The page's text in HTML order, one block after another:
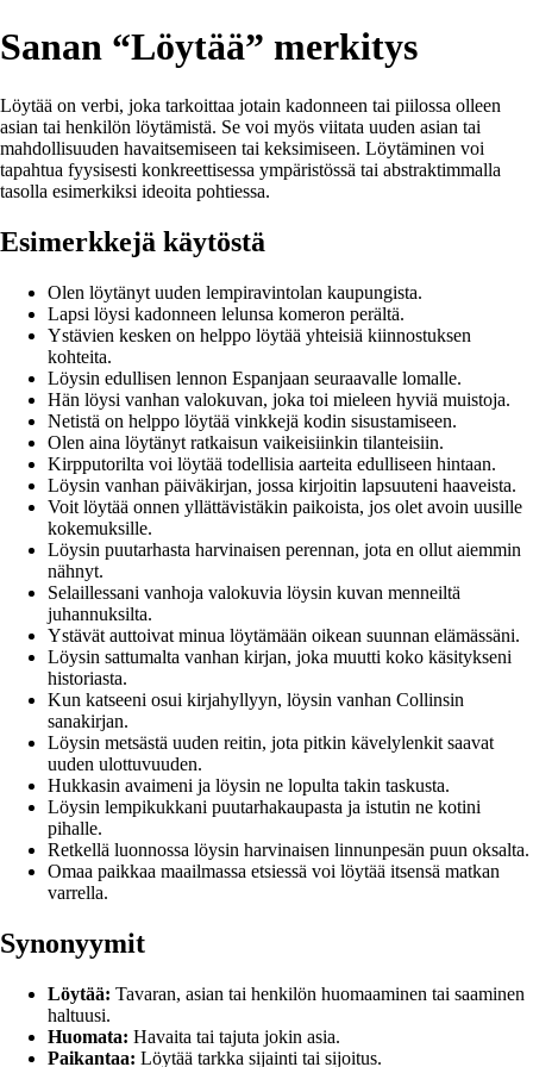
Sanan “Löytää” merkitys
Löytää on verbi, joka tarkoittaa jotain kadonneen tai piilossa olleen
asian tai henkilön löytämistä. Se voi myös viitata uuden asian tai
mahdollisuuden havaitsemiseen tai keksimiseen. Löytäminen voi
tapahtua fyysisesti konkreettisessa ympäristössä tai abstraktimmalla
tasolla esimerkiksi ideoita pohtiessa.
Esimerkkejä käytöstä
Olen löytänyt uuden lempiravintolan kaupungista.
Lapsi löysi kadonneen lelunsa komeron perältä.
Ystävien kesken on helppo löytää yhteisiä kiinnostuksen
kohteita.
Löysin edullisen lennon Espanjaan seuraavalle lomalle.
Hän löysi vanhan valokuvan, joka toi mieleen hyviä muistoja.
Netistä on helppo löytää vinkkejä kodin sisustamiseen.
Olen aina löytänyt ratkaisun vaikeisiinkin tilanteisiin.
Kirpputorilta voi löytää todellisia aarteita edulliseen hintaan.
Löysin vanhan päiväkirjan, jossa kirjoitin lapsuuteni haaveista.
Voit löytää onnen yllättävistäkin paikoista, jos olet avoin uusille
kokemuksille.
Löysin puutarhasta harvinaisen perennan, jota en ollut aiemmin
nähnyt.
Selaillessani vanhoja valokuvia löysin kuvan menneiltä
juhannuksilta.
Ystävät auttoivat minua löytämään oikean suunnan elämässäni.
Löysin sattumalta vanhan kirjan, joka muutti koko käsitykseni
historiasta.
Kun katseeni osui kirjahyllyyn, löysin vanhan Collinsin
sanakirjan.
Löysin metsästä uuden reitin, jota pitkin kävelylenkit saavat
uuden ulottuvuuden.
Hukkasin avaimeni ja löysin ne lopulta takin taskusta.
Löysin lempikukkani puutarhakaupasta ja istutin ne kotini
pihalle.
Retkellä luonnossa löysin harvinaisen linnunpesän puun oksalta.
Omaa paikkaa maailmassa etsiessä voi löytää itsensä matkan
varrella.
Synonyymit
Löytää: Tavaran, asian tai henkilön huomaaminen tai saaminen
haltuusi.
Huomata: Havaita tai tajuta jokin asia.
Paikantaa: Löytää tarkka sijainti tai sijoitus.